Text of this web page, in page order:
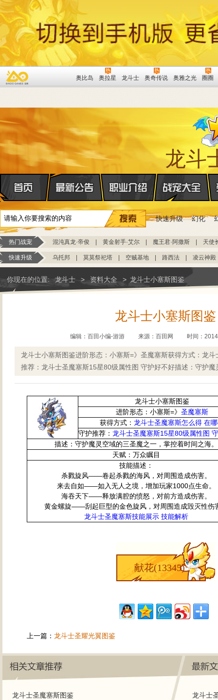
奥比岛 奥拉星 龙斗士 奥奇传说 奥雅之光 圈圈
龙斗
快速升级 幻化
热门战宠 混沌真龙·帝俊 黄金射手·艾尔 魔王君·阿撒斯 天使
快速升级 乌托邦 莫莫祭祀塔 空贼基地 路西法 凌云神殿
你现在的位置: 龙斗士 > 资料大全 > 龙斗士小塞斯图鉴
龙斗士小塞斯图鉴
编辑：百田小编-游游 来源： 百田网 时间：
龙斗士小塞斯图鉴进阶形态：小塞斯=》圣魔塞斯获得方式：龙
推荐：龙斗士圣魔塞斯15星80级属性图 守护好不好描述：守护魔
龙斗士小塞斯图鉴
进阶形态：小塞斯=》 圣魔塞斯
获得方式： 龙斗士圣魔塞斯怎么得 在
守护推荐： 龙斗士圣魔塞斯15星80级属性图
描述：守护魔灵空域的三圣魔之一，掌控着时间之海。
天赋：万众瞩目
技能描述：
杀戮旋风——卷起杀戮的海风，对周围造成伤害。
来去自如——如入无人之境，增加玩家1000点生命。
海吞天下——释放满腔的愤怒，对前方造成伤害。
黄金螺旋——刮起巨型的金色旋风，对周围造成毁灭性伤
龙斗士圣魔塞斯技能展示 技能解析
献花(13345)
上一篇： 龙斗士圣耀光翼图鉴
龙斗士圣魔塞斯图鉴